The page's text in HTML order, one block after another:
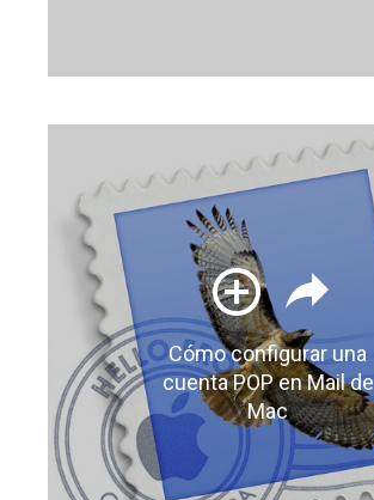
Cómo configurar una
cuenta POP en Mail de
Mac